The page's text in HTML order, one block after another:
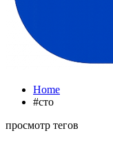
Home
#сто
просмотр тегов